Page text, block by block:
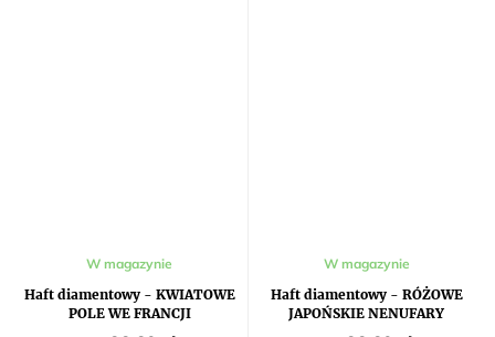
Haft diamentowy - KWIATOWE
POLE WE FRANCJI
W magazynie
Haft diamentowy - RÓŻOWE
JAPOŃSKIE NENUFARY
W magazynie